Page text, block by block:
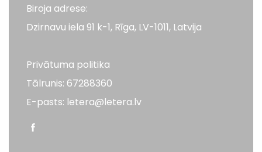
Biroja adrese:
Dzirnavu iela 91 k-1, Rīga, LV-1011, Latvija
Privātuma politika
Tālrunis: 67288360
E-pasts: letera@letera.lv